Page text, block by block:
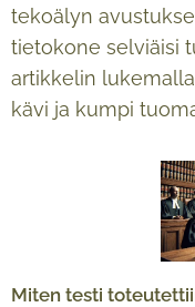
tekoälyn
tietokone selviäisi
artikkelin
kävi ja kumpi
Miten testi